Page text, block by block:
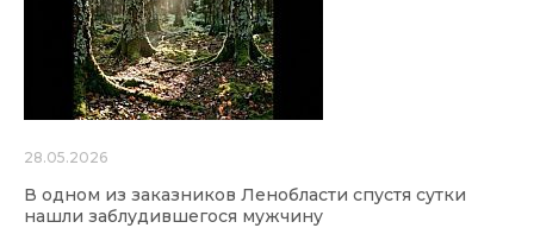
28.05.2026
В одном из заказников Ленобласти спустя сутки
нашли заблудившегося мужчину